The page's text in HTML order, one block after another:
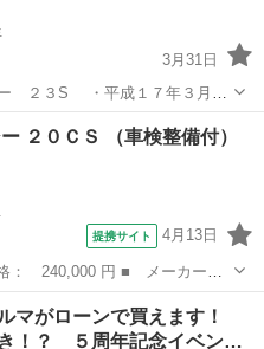
3月31日
ができました！！...
２０ＣＳ （車検整備付）
提携サイト 4月13日
■ グレード名： ２０ＣＳ
■ ミッション： AT5速...
マがローンで買えます！
き！？ ５周年記念イベン…